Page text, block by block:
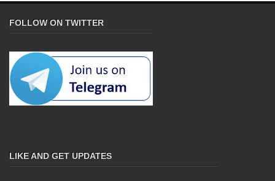
FOLLOW ON TWITTER
LIKE AND GET UPDATES